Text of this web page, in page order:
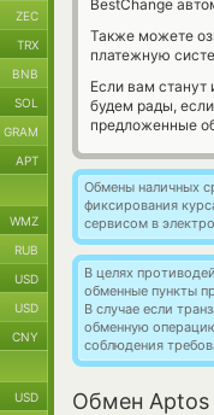
BestChange
Также можете
платежную
Если вам
будем рады,
предложенные
Обмены наличных
фиксирования
сервисом в
В целях
обменные пункты
В случае если
обменную
соблюдения
Обмен Aptos
ZEC
TRX
BNB
SOL
GRAM
APT
WMZ
RUB
USD
USD
CNY
USD